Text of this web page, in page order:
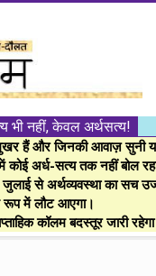
भी नहीं, केवल अर्थसत्य!
हैं और जिनकी आवाज़ सुनी
अर्ध-सत्य तक नहीं बोल
से अर्थव्यवस्था का सच
में लौट आएगा।
कॉलम बदस्तूर जारी